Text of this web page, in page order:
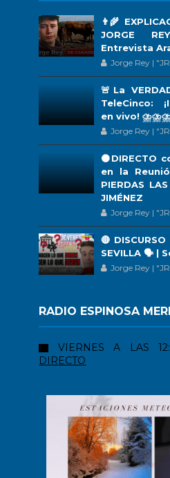
JORGE
Entrevista
Jorge Rey |
🚨La
TeleCinco:
en vivo!
Jorge Rey |
🟠DIRECTO
en la
PIERDAS
JIMÉNEZ
Jorge Rey |
SEVILLA 🗣 |
Jorge Rey |
RADIO ESPINOSA
VIERNES A LAS
DIRECTO